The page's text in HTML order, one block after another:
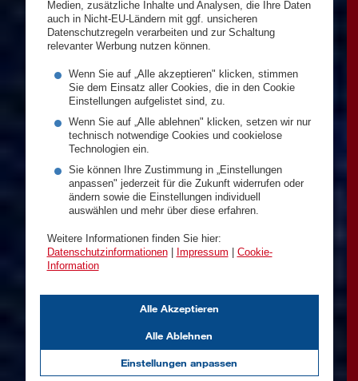
Medien, zusätzliche Inhalte und Analysen, die Ihre Daten
auch in Nicht-EU-Ländern mit ggf. unsicheren
Datenschutzregeln verarbeiten und zur Schaltung
relevanter Werbung nutzen können.
Wenn Sie auf „Alle akzeptieren" klicken, stimmen
Sie dem Einsatz aller Cookies, die in den Cookie
Einstellungen aufgelistet sind, zu.
Wenn Sie auf „Alle ablehnen" klicken, setzen wir nur
technisch notwendige Cookies und cookielose
Technologien ein.
Sie können Ihre Zustimmung in „Einstellungen
anpassen" jederzeit für die Zukunft widerrufen oder
ändern sowie die Einstellungen individuell
auswählen und mehr über diese erfahren.
Weitere Informationen finden Sie hier:
Datenschutzinformationen| Impressum
Cookie-
Information
Einstellungen anpassen
Alle Ablehnen
Alle Akzeptieren